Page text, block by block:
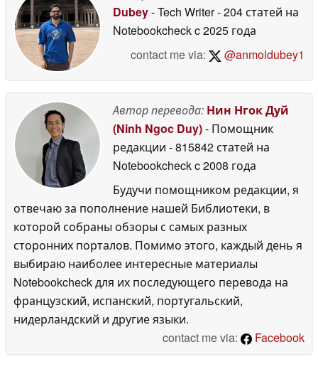
Dubey- Tech Writer- 204 статей на
Notebookcheckc 2025 года
contact me via:
@anmoldubey1
Автор перевода: Нин Нгок Дуй
(Ninh Ngoc Duy)- Помощник
редакции - 815842 статей на
Notebookcheckc 2008 года
Будучи помощником редакции, я
отвечаю за пополнение нашей Библиотеки, в
которой собраны обзоры с самых разных
сторонних порталов. Помимо этого, каждый день я
выбираю наиболее интересные материалы
Notebookcheck для их последующего перевода на
французский, испанский, португальский,
нидерландский и другие языки.
contact me via:
Facebook